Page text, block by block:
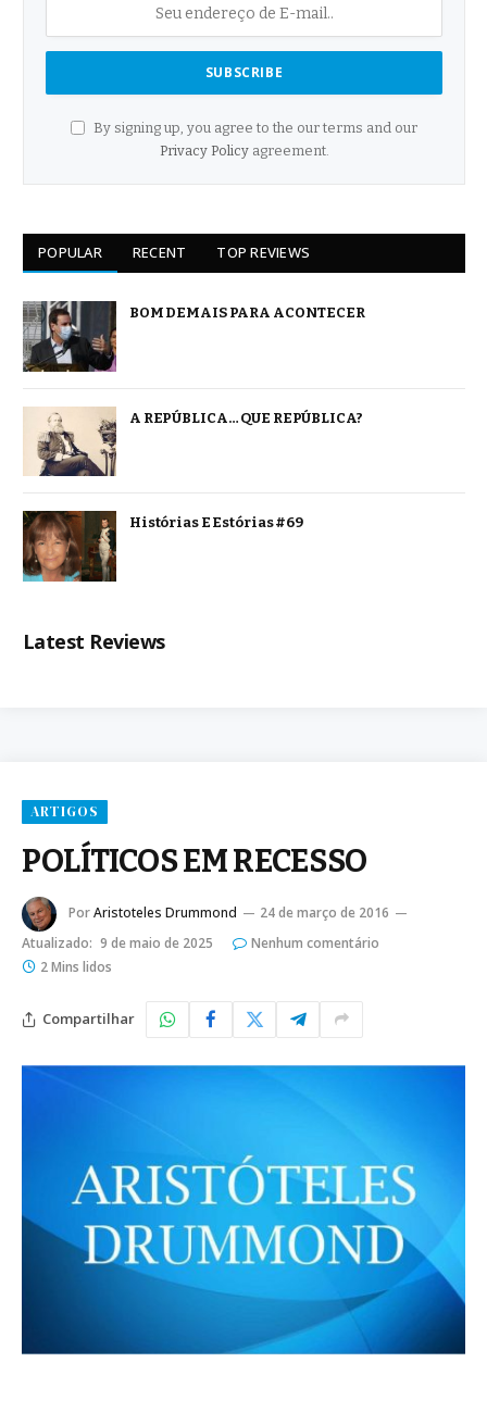
By signing up, you agree to the our terms and our
Privacy Policyagreement.
POPULAR RECENT TOP REVIEWS
BOM DEMAIS PARA ACONTECER
A REPÚBLICA… QUE REPÚBLICA?
Histórias E Estórias #69
Latest Reviews
ARTIGOS
POLÍTICOS EM RECESSO
PorAristoteles Drummond
24 de março de 2016
Atualizado: 9 de maio de 2025
Nenhum comentário
2 Mins lidos
Compartilhar